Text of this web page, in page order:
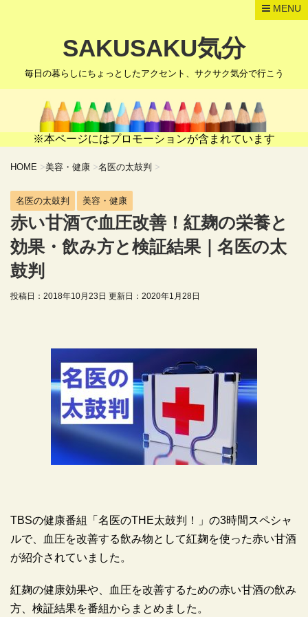
MENU
SAKUSAKU気分
毎日の暮らしにちょっとしたアクセント、サクサク気分で行こう
※本ページにはプロモーションが含まれています
HOME >美容・健康 >名医の太鼓判 >
名医の太鼓判 美容・健康
赤い甘酒で血圧改善！紅麹の栄養と
効果・飲み方と検証結果｜名医の太
鼓判
投稿日：2018年10月23日 更新日： 2020年1月28日
TBSの健康番組「名医のTHE太鼓判！」の3時間スペシャ
ルで、血圧を改善する飲み物として紅麹を使った赤い甘酒
が紹介されていました。
紅麹の健康効果や、血圧を改善するための赤い甘酒の飲み
方、検証結果を番組からまとめました。